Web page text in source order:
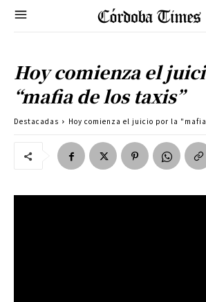
Hoy comienza el
“mafia de los taxis”
Destacadas Hoy comienza el juicio por la